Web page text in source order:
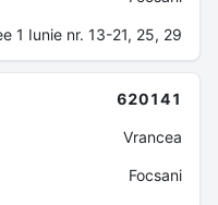
1 Iunie nr. 13-21, 25, 29
620141
Vrancea
Focsani